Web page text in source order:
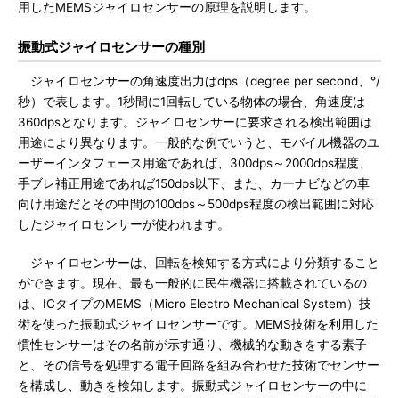
用したMEMSジャイロセンサーの原理を説明します。
振動式ジャイロセンサーの種別
ジャイロセンサーの角速度出力はdps（degree per second、°/
秒）で表します。1秒間に1回転している物体の場合、角速度は
360dpsとなります。ジャイロセンサーに要求される検出範囲は
用途により異なります。一般的な例でいうと、モバイル機器のユ
ーザーインタフェース用途であれば、300dps～2000dps程度、
手ブレ補正用途であれば150dps以下、また、カーナビなどの車
向け用途だとその中間の100dps～500dps程度の検出範囲に対応
したジャイロセンサーが使われます。
ジャイロセンサーは、回転を検知する方式により分類すること
ができます。現在、最も一般的に民生機器に搭載されているの
は、ICタイプのMEMS（Micro Electro Mechanical System）技
術を使った振動式ジャイロセンサーです。MEMS技術を利用した
慣性センサーはその名前が示す通り、機械的な動きをする素子
と、その信号を処理する電子回路を組み合わせた技術でセンサー
を構成し、動きを検知します。振動式ジャイロセンサーの中に